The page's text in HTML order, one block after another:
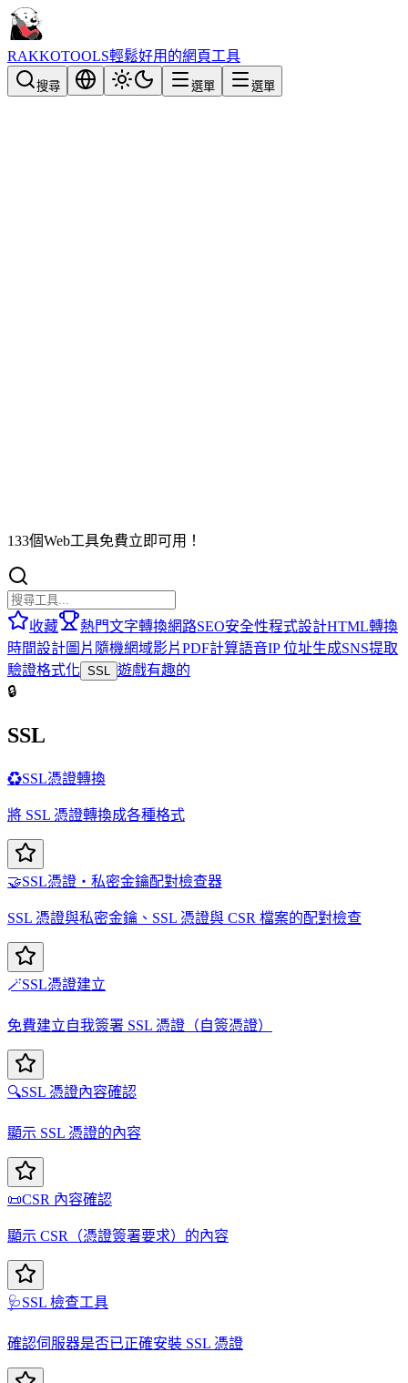
RAKKOTOOLS輕鬆好用的網頁工具
搜尋 選單 選單
133個Web工具免費立即可用！
收藏 熱門文字轉換網路SEO安全性程式設計HTML轉換
時間設計圖片 隨機網域影片PDF計算語音IP 位址生成SNS提取
驗證格式化 SSL 遊戲有趣的
🔒
SSL
♻️SSL憑證轉換
將 SSL 憑證轉換成各種格式
🤝SSL憑證・私密金鑰配對檢查器
SSL 憑證與私密金鑰、SSL 憑證與 CSR 檔案的配對檢查
🪄SSL憑證建立
免費建立自我簽署 SSL 憑證（自簽憑證）
🔍SSL 憑證內容確認
顯示 SSL 憑證的內容
📜CSR 內容確認
顯示 CSR（憑證簽署要求）的內容
🩺SSL 檢查工具
確認伺服器是否已正確安裝 SSL 憑證